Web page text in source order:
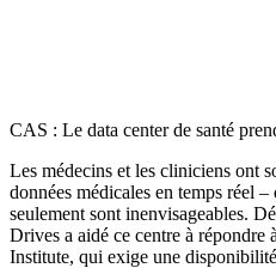
CAS : Le data center de santé
Les médecins et les cliniciens ont
données médicales en temps réel –
seulement sont inenvisageables.
Drives a aidé ce centre à
Institute, qui exige une